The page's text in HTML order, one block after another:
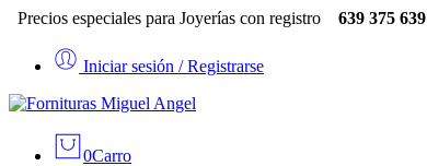
Precios especiales para Joyerías con registro 639 375 639
Iniciar sesión / Registrarse
0Carro